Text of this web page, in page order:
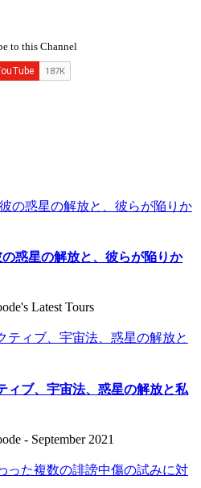
to this Channel
惑星の解放と、彼らが陥りか
Latest Tours
ィブ、宇宙法、惑星の解放と私
- September 2021